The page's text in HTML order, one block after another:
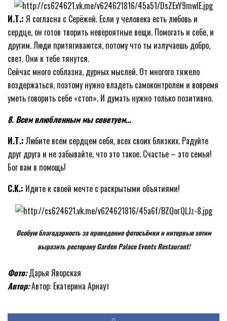
И.Т.: Я согласна с Серёжей. Если у человека есть любовь и
сердце, он готов творить невероятные вещи. Помогать и себе, и
другим. Люди притягиваются, потому что ты излучаешь добро,
свет. Они к тебе тянутся.
Сейчас много соблазна, дурных мыслей. От многого тяжело
воздержаться, поэтому нужно владеть самоконтролем и вовремя
уметь говорить себе «стоп». И думать нужно только позитивно.
8. Всем влюбленным мы советуем…
И.Т.:Любите всем сердцем себя, всех своих близких. Радуйте
друг друга и не забывайте, что это такое. Счастье – это семья!
Бог вам в помощь!
С.К.: Идите к своей мечте с раскрытыми объятиями!
Особую благодарность за проведение фотосъёмки и интервью хотим
выразить ресторану Garden Palace Events Restaurant!
Фото: Дарья Яворская
Автор:Автор: Екатерина Арнаут